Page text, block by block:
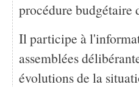
procédure budgétaire
Il participe à
assemblées
évolutions de la